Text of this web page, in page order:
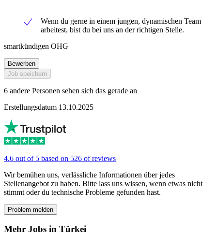
Wenn du gerne in einem jungen, dynamischen Team
arbeitest, bist du bei uns an der richtigen Stelle.
smartkündigen OHG
Bewerben
Job speichern
6 andere Personen sehen sich das gerade an
Erstellungsdatum 13.10.2025
4.6 out of 5 based on 526 of reviews
Wir bemühen uns, verlässliche Informationen über jedes
Stellenangebot zu haben. Bitte lass uns wissen, wenn etwas nicht
stimmt oder du technische Probleme gefunden hast.
Problem melden
Mehr Jobs in Türkei